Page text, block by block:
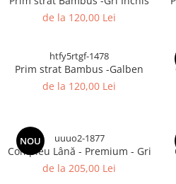
de la 120,00 Lei
htfy5rtgf-1478
Prim strat Bambus -Galben
de la 120,00 Lei
NOU uuuo2-1877
Compleu Lână - Premium - Gri
de la 205,00 Lei